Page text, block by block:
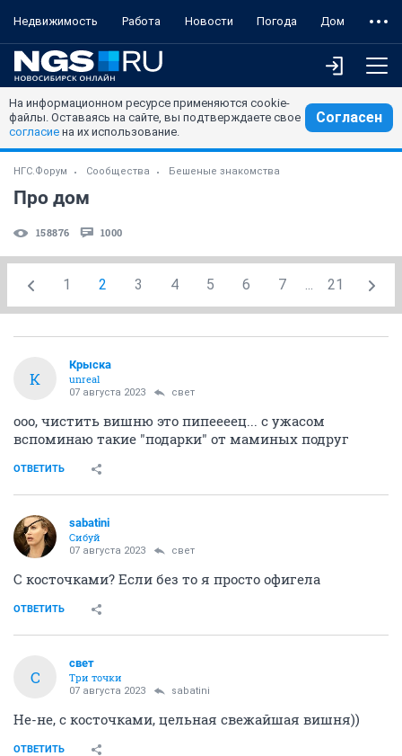
Недвижимость Работа Новости Погода Дом
На информационном ресурсе применяются cookie-
файлы. Оставаясь на сайте, вы подтверждаете свое
согласие на их использование.
Согласен
НГС.Форум Сообщества Бешеные знакомства
Про дом
158876 1000
1 2 3 4 5 6 7 ... 21
К
Крыска
unreal
07 августа 2023 свет
ооо, чистить вишню это пипеееец... с ужасом
вспоминаю такие "подарки" от маминых подруг
ОТВЕТИТЬ
sabatini
Сибуй
07 августа 2023 свет
С косточками? Если без то я просто офигела
ОТВЕТИТЬ
С
свет
Три точки
07 августа 2023 sabatini
Не-не, с косточками, цельная свежайшая вишня))
ОТВЕТИТЬ